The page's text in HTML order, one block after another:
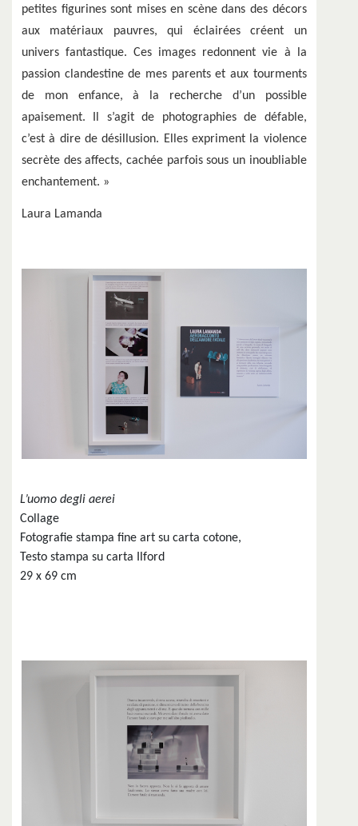
petites figurines sont mises en scène dans des décors
aux matériaux pauvres, qui éclairées créent un
univers fantastique. Ces images redonnent vie à la
passion clandestine de mes parents et aux tourments
de mon enfance, à la recherche d’un possible
apaisement. Il s’agit de photographies de défable,
c’est à dire de désillusion. Elles expriment la violence
secrète des affects, cachée parfois sous un inoubliable
enchantement. »
Laura Lamanda
L’uomo degli aerei
Collage
Fotografie stampa fine art su carta cotone,
Testo stampa su carta Ilford
29 x 69 cm